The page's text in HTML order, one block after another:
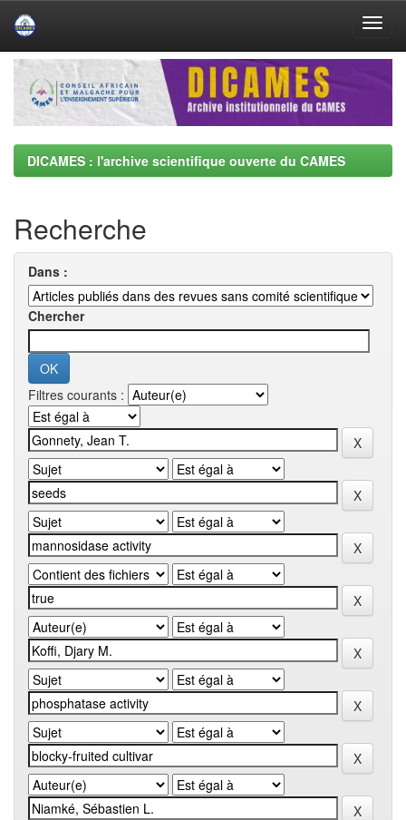
Skip
navigation
DICAMES : l'archive scientifique ouverte du CAMES
Recherche
Dans :
Chercher
Filtres courants :